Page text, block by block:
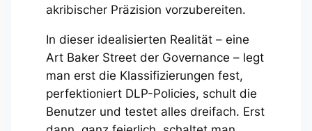
akribischer Präzision vorzubereiten.
In dieser idealisierten Realität – eine
Art Baker Street der Governance – legt
man erst die Klassifizierungen fest,
perfektioniert DLP-Policies, schult die
Benutzer und testet alles dreifach. Erst